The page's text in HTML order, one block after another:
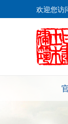
欢迎您访